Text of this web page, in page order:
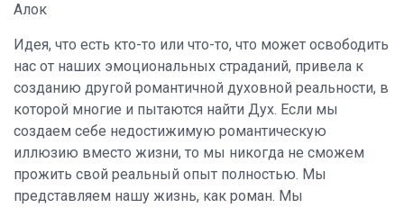
Алок
Идея, что есть кто-то или что-то, что может освободить
нас от наших эмоциональных страданий, привела к
созданию другой романтичной духовной реальности, в
которой многие и пытаются найти Дух. Если мы
создаем себе недостижимую романтическую
иллюзию вместо жизни, то мы никогда не сможем
прожить свой реальный опыт полностью. Мы
представляем нашу жизнь, как роман. Мы